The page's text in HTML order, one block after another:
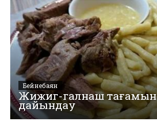
Бейнебаян
Жижиг-галнаш тағамын
дайындау